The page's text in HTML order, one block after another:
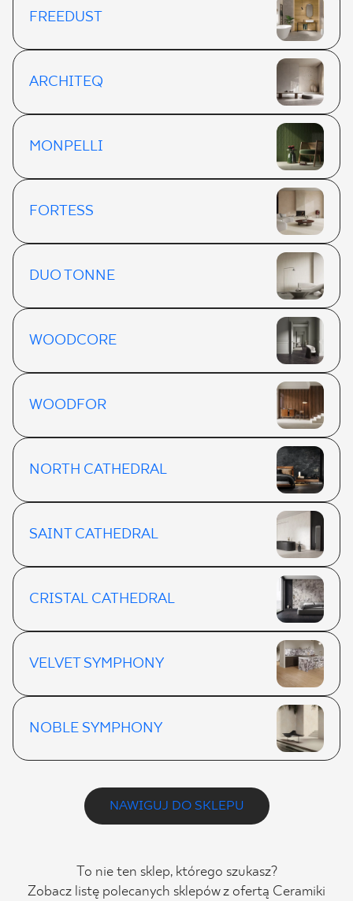
FREEDUST
ARCHITEQ
MONPELLI
FORTESS
DUO TONNE
WOODCORE
WOODFOR
NORTH CATHEDRAL
SAINT CATHEDRAL
CRISTAL CATHEDRAL
VELVET SYMPHONY
NOBLE SYMPHONY
NAWIGUJ DO SKLEPU
To nie ten sklep, którego szukasz?
Zobacz listę polecanych sklepów z ofertą Ceramiki